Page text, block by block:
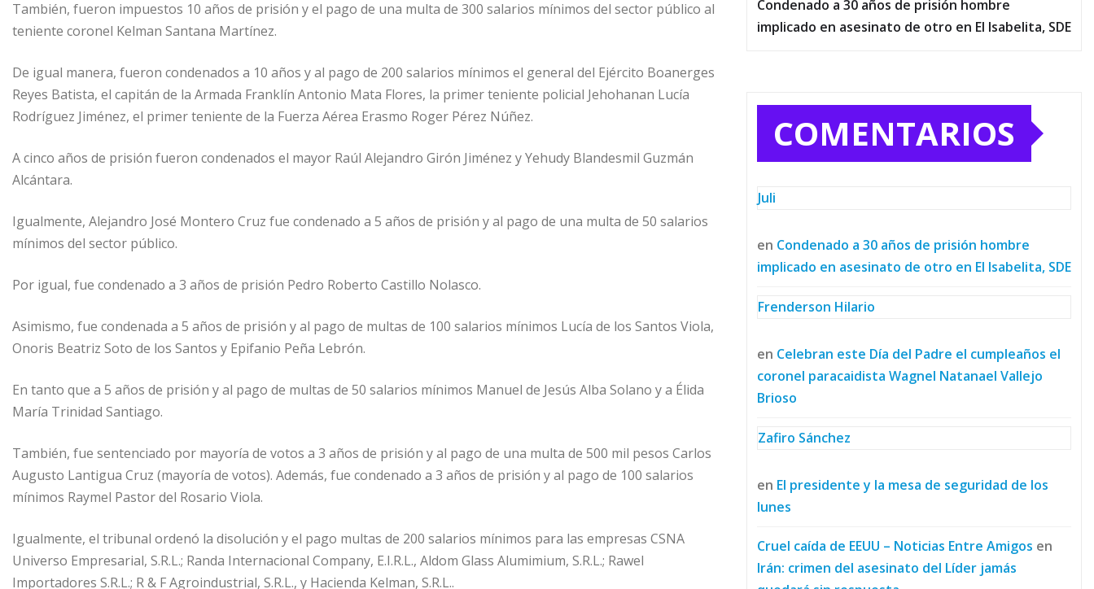
También, fueron impuestos 10 años de prisión y el pago de una multa de 300 salarios mínimos del sector público al
teniente coronel Kelman Santana Martínez.
De igual manera, fueron condenados a 10 años y al pago de 200 salarios mínimos el general del Ejército Boanerges
Reyes Batista, el capitán de la Armada Franklín Antonio Mata Flores, la primer teniente policial Jehohanan Lucía
Rodríguez Jiménez, el primer teniente de la Fuerza Aérea Erasmo Roger Pérez Núñez.
A cinco años de prisión fueron condenados el mayor Raúl Alejandro Girón Jiménez y Yehudy Blandesmil Guzmán
Alcántara.
Igualmente, Alejandro José Montero Cruz fue condenado a 5 años de prisión y al pago de una multa de 50 salarios
mínimos del sector público.
Por igual, fue condenado a 3 años de prisión Pedro Roberto Castillo Nolasco.
Asimismo, fue condenada a 5 años de prisión y al pago de multas de 100 salarios mínimos Lucía de los Santos Viola,
Onoris Beatriz Soto de los Santos y ⁠Epifanio Peña Lebrón.
En tanto que a 5 años de prisión y al pago de multas de 50 salarios mínimos ⁠Manuel de Jesús Alba Solano y a ⁠Élida
María Trinidad Santiago.
También, fue sentenciado por mayoría de votos a 3 años de prisión y al pago de una multa de 500 mil pesos⁠ ⁠Carlos
Augusto Lantigua Cruz (mayoría de votos). Además, fue condenado a 3 años de prisión y al pago de 100 salarios
mínimos ⁠Raymel Pastor del Rosario Viola.
Igualmente, el tribunal ordenó la disolución y el pago multas de 200 salarios mínimos para las empresas CSNA
Universo Empresarial, S.R.L.; ⁠Randa Internacional Company, E.I.R.L., ⁠Aldom Glass Alumimium, S.R.L.; Rawel
Importadores S.R.L.;⁠ ⁠R & F Agroindustrial, S.R.L., y Hacienda Kelman, S.R.L..
Condenado a 30 años de prisión hombre
implicado en asesinato de otro en El Isabelita, SDE
COMENTARIOS
Juli
en Condenado a 30 años de prisión hombre
implicado en asesinato de otro en El Isabelita, SDE
Frenderson Hilario
en Celebran este Día del Padre el cumpleaños el
coronel paracaidista Wagnel Natanael Vallejo
Brioso
Zafiro Sánchez
en El presidente y la mesa de seguridad de los
lunes
Cruel caída de EEUU – Noticias Entre Amigos en
Irán: crimen del asesinato del Líder jamás